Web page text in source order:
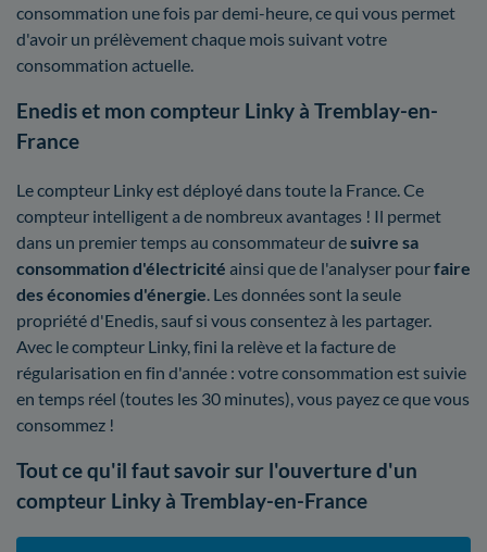
consommation une fois par demi-heure, ce qui vous permet
d'avoir un prélèvement chaque mois suivant votre
consommation actuelle.
Enedis et mon compteur Linky à Tremblay-en-
France
Le compteur Linky est déployé dans toute la France. Ce
compteur intelligent a de nombreux avantages ! Il permet
dans un premier temps au consommateur desuivre sa
consommation d'électricité ainsi que de l'analyser pourfaire
des économies d'énergie . Les données sont la seule
propriété d'Enedis, sauf si vous consentez à les partager.
Avec le compteur Linky, fini la relève et la facture de
régularisation en fin d'année : votre consommation est suivie
en temps réel (toutes les 30 minutes), vous payez ce que vous
consommez !
Tout ce qu'il faut savoir sur l'ouverture d'un
compteur Linky à Tremblay-en-France